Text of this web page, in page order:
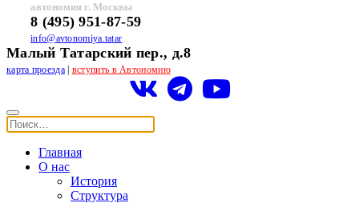
автономия г. Москвы
8 (495) 951-87-59
info@avtonomiya.tatar
Малый Татарский пер., д.8
карта проезда| вступить в Автономию
Главная
О нас
История
Структура